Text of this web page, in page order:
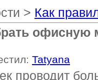
> Как
офисную
Tatyana
проводит